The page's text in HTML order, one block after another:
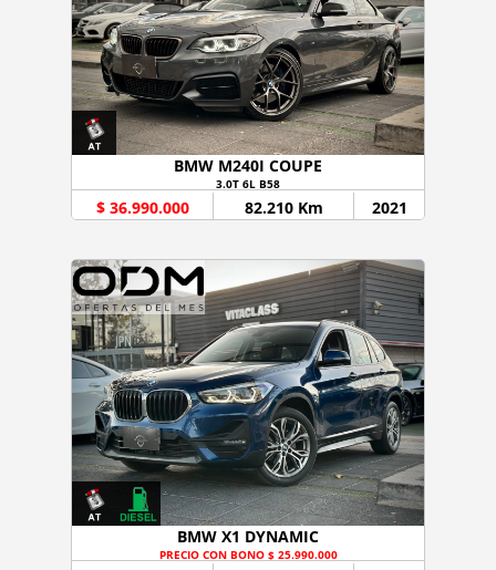
BMW M240I COUPE
3.0T 6L B58
$ 36.990.000 82.210 Km 2021
BMW X1 DYNAMIC
PRECIO CON BONO $ 25.990.000